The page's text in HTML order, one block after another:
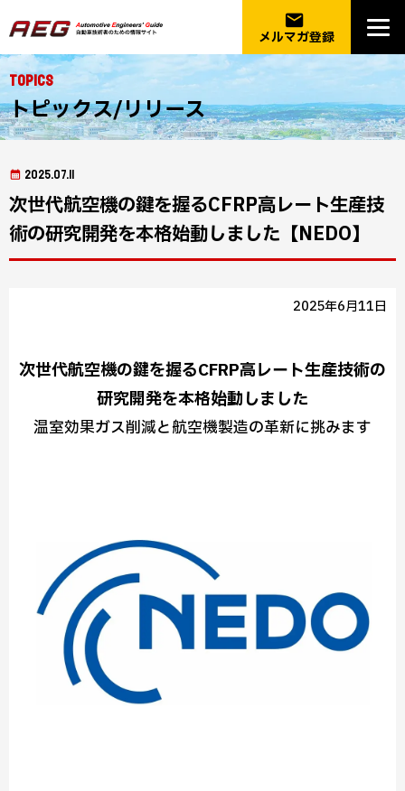
email
メルマガ登録
Topics
トピックス/リリース
2025.07.11
次世代航空機の鍵を握るCFRP高レート生産技
術の研究開発を本格始動しました【NEDO】
2025年6月11日
次世代航空機の鍵を握るCFRP高レート生産技術の
研究開発を本格始動しました
温室効果ガス削減と航空機製造の革新に挑みます